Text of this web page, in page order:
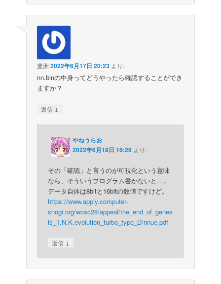
豊洲 2022年6月17日 20:23 より:
nn.binの中身ってどうやったら確認することができ
ますか？
返信 ↓
やねうらお
2022年6月18日 16:29 より:
その「確認」と言うのが可視化という意味
なら、そういうプログラム書かないと…。
データ自体は8bitと16bitの数値ですけど。
https://www.apply.computer-
shogi.org/wcsc28/appeal/the_end_of_genes
is_T.N.K.evolution_turbo_type_D/nnue.pdf
返信 ↓